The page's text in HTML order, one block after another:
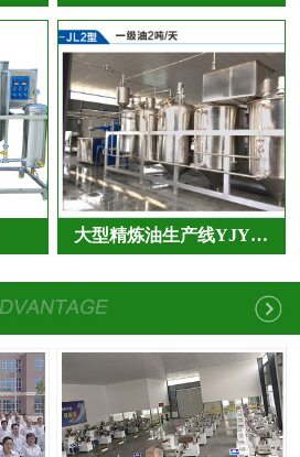
大型精炼油生产线YJY…